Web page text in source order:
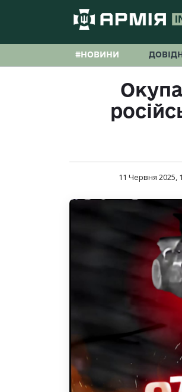
#НОВИНИ
11 Червня 2025,